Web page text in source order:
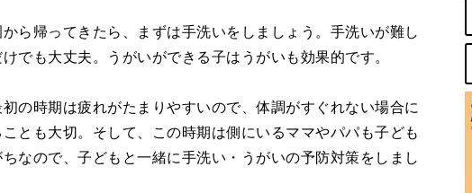
ら帰ってきたら、まずは手洗いをしましょう。手洗いが難し
でも大丈夫。うがいができる子はうがいも効果的です。
の時期は疲れがたまりやすいので、体調がすぐれない場合に
とも大切。そして、この時期は側にいるママやパパも子ども
なので、子どもと一緒に手洗い・うがいの予防対策をしまし